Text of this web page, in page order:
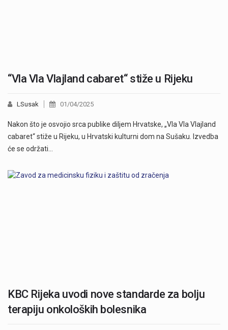
“Vla Vla Vlajland cabaret“ stiže u Rijeku
LSusak 01/04/2025
Nakon što je osvojio srca publike diljem Hrvatske, „Vla Vla Vlajland
cabaret“ stiže u Rijeku, u Hrvatski kulturni dom na Sušaku. Izvedba
će se održati…
KBC Rijeka uvodi nove standarde za bolju
terapiju onkoloških bolesnika